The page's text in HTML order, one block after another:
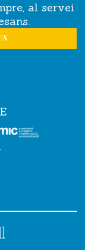
al servei